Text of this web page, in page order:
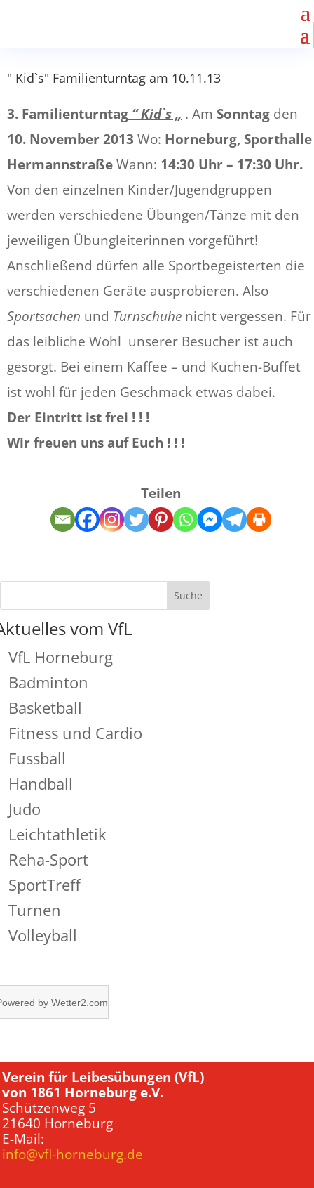
" Kid`s" Familienturntag am 10.11.13
3. Familienturntag “ Kid`s „ . Am Sonntag den
10. November 2013 Wo: Horneburg, Sporthalle
HermannstraßeWann: 14:30 Uhr – 17:30 Uhr.
Von den einzelnen Kinder/Jugendgruppen
werden verschiedene Übungen/Tänze mit den
jeweiligen Übungleiterinnen vorgeführt!
Anschließend dürfen alle Sportbegeisterten die
verschiedenen Geräte ausprobieren. Also
Sportsachen und Turnschuhe nicht vergessen. Für
das leibliche Wohl unserer Besucher ist auch
gesorgt. Bei einem Kaffee – und Kuchen-Buffet
ist wohl für jeden Geschmack etwas dabei.
Der Eintritt ist frei ! ! !
Wir freuen uns auf Euch ! ! !
Teilen
vom VfL
VfL Horneburg
Badminton
Basketball
Fitness und Cardio
Fussball
Handball
Judo
Leichtathletik
Reha-Sport
SportTreff
Turnen
Volleyball
by Wetter2.com
Verein für Leibesübungen (VfL)
von 1861 Horneburg e.V.
Schützenweg 5
21640 Horneburg
E-Mail:
info@vfl-horneburg.de